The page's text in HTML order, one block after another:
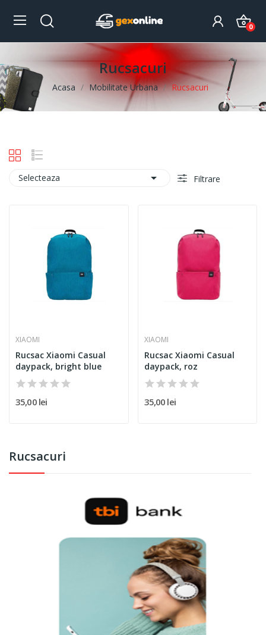
0
Rucsacuri
Acasa Mobilitate Urbana Rucsacuri
Rucsacuri
Selecteaza  Filtrare
XIAOMI
Rucsac Xiaomi Casual
daypack, bright blue
35,00 lei
XIAOMI
Rucsac Xiaomi Casual
daypack, roz
35,00 lei